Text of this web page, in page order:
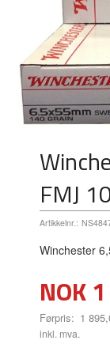
FMJ
Artikkelnr.:
Winchester
Tilbud
NOK
Førpris: 1
Rabatt
inkl. mva.